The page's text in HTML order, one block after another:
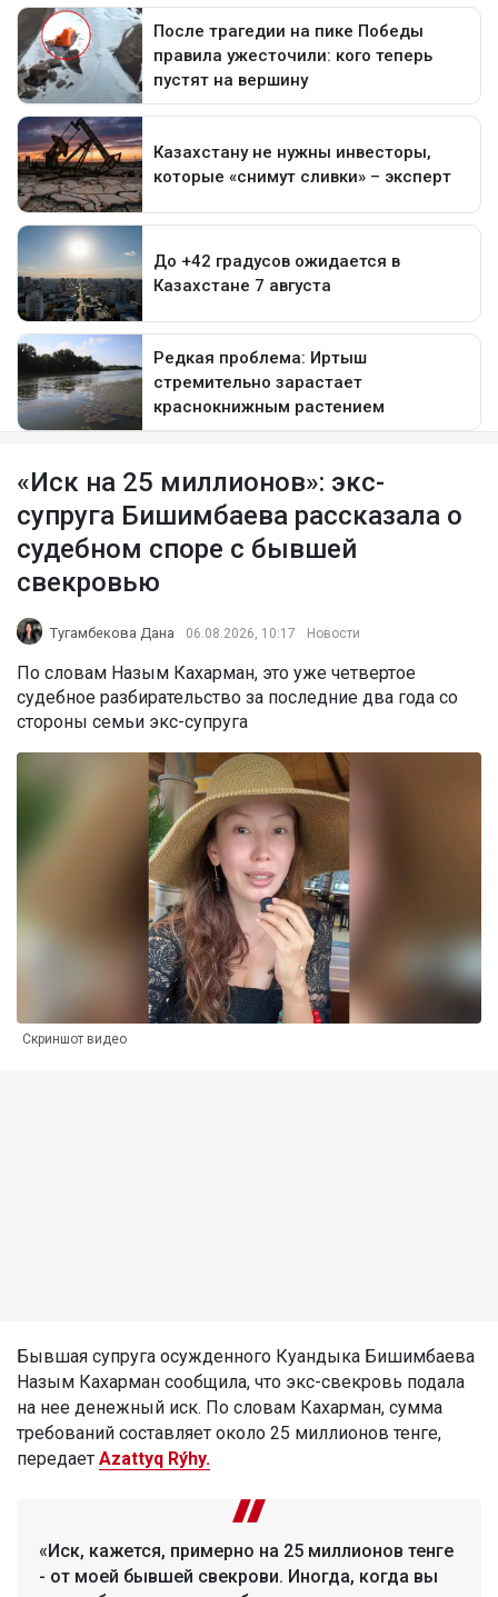
«Иск на 25 миллионов»: экс-
супруга Бишимбаева рассказала о
судебном споре с бывшей
свекровью
Тугамбекова Дана 06.08.2026, 10:17 Новости
По словам Назым Кахарман, это уже четвертое
судебное разбирательство за последние два года со
стороны семьи экс-супруга
Скриншот видео
Бывшая супруга осужденного Куандыка Бишимбаева
Назым Кахарман сообщила, что экс-свекровь подала
на нее денежный иск. По словам Кахарман, сумма
требований составляет около 25 миллионов тенге,
передает Azattyq Rýhy.
«Иск, кажется, примерно на 25 миллионов тенге
- от моей бывшей свекрови. Иногда, когда вы